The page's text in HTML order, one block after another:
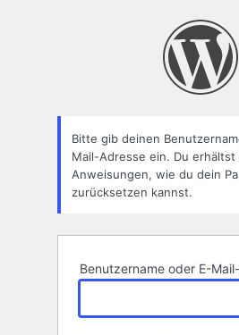
Bitte gib deinen
Mail-Adresse ein. Du erhältst
Anweisungen, wie du dein
zurücksetzen kannst.
Benutzername oder E-